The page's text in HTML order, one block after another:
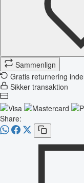
Sammenlign
Gratis returnering
Sikker transaktion
Share: